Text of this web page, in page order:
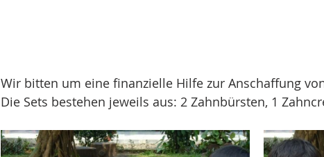
Wir bitten um eine finanzielle Hilfe zur Anschaffung
Die Sets bestehen jeweils aus: 2 Zahnbürsten, 1